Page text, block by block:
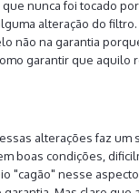
nunca foi tocado
alteração do
não na garantia
garantir que aquilo
alterações faz um
boas condições,
"cagão" nesse